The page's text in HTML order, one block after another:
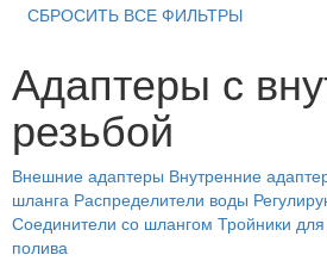
СБРОСИТЬ ВСЕ ФИЛЬТРЫ
Адаптеры с
резьбой
Внешние адаптеры Внутренние
шланга Распределители воды
Соединители со шлангом Тройники
полива